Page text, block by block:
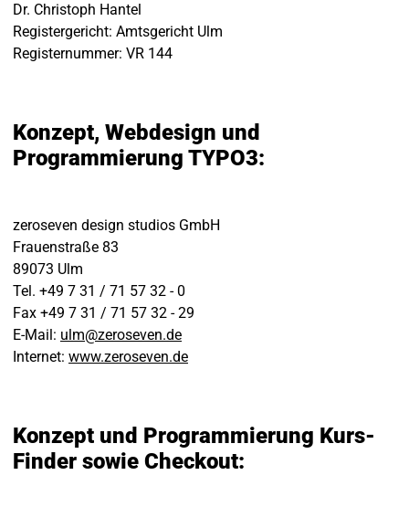
Dr. Christoph Hantel
Registergericht: Amtsgericht Ulm
Registernummer: VR 144
Konzept, Webdesign und
Programmierung TYPO3:
zeroseven design studios GmbH
Frauenstraße 83
89073 Ulm
Tel. +49 7 31 / 71 57 32 - 0
Fax +49 7 31 / 71 57 32 - 29
E-Mail: ulm@zeroseven.de
Internet: www.zeroseven.de
Konzept und Programmierung Kurs-
Finder sowie Checkout: